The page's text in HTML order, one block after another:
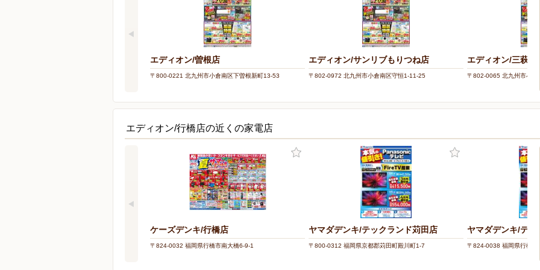
エディオン/曽根店
〒800-0221 北九州市小倉南区下曽根新町13-53
エディオン/サンリブもりつね店
〒802-0972 北九州市小倉南区守恒1-11-25
エディオン/三萩野店
〒802-0065 北九州市小倉
エディオン/行橋店の近くの家電店
ケーズデンキ/行橋店
〒824-0032 福岡県行橋市南大橋6-9-1
ヤマダデンキ/テックランド苅田店
〒800-0312 福岡県京都郡苅田町殿川町1-7
ヤマダデンキ/テッ
〒824-0038 福岡県行橋市